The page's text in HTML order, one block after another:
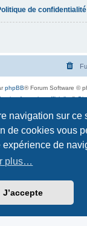
navigation sur ce
de cookies vous
expérience de
plus…
J’accepte
de confidentialité
phpBB® Forum Software ©
française officielle©